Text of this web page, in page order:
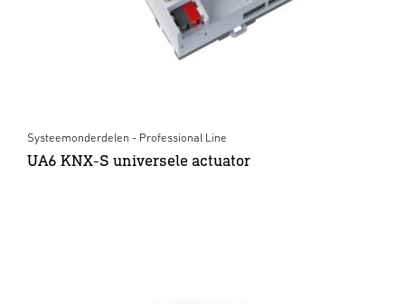
Systeemonderdelen - Professional Line
UA6 KNX-S universele actuator